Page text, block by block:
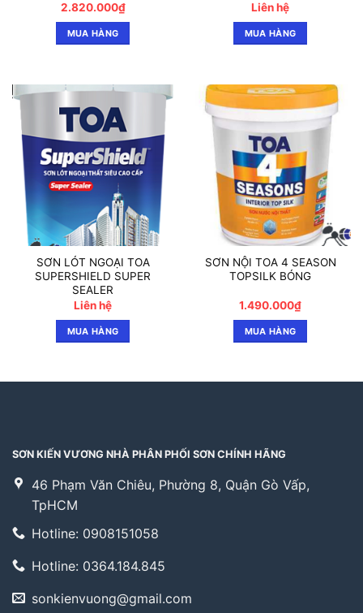
2.820.000₫
MUA HÀNG
Liên hệ
MUA HÀNG
SƠN LÓT NGOẠI TOA
SUPERSHIELD SUPER
SEALER
Liên hệ
MUA HÀNG
SƠN NỘI TOA 4 SEASON
TOPSILK BÓNG
1.490.000₫
MUA HÀNG
SƠN KIẾN VƯƠNG NHÀ PHÂN PHỐI SƠN CHÍNH HÃNG
46 Phạm Văn Chiêu, Phường 8, Quận Gò Vấp,
TpHCM
Hotline: 0908151058
Hotline: 0364.184.845
sonkienvuong@gmail.com